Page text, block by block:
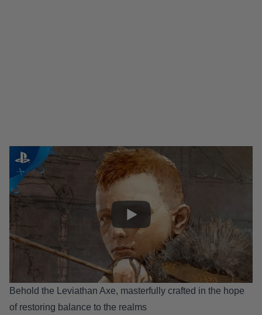
Behold the Leviathan Axe, masterfully crafted in the hope
of restoring balance to the realms